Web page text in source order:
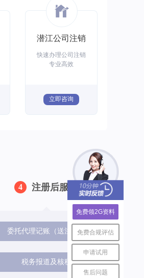
潜江公司注销
快速办理公司注销
专业高效
立即咨询
4 注册后服务
委托代理记账（送注册）
税务报道及核税
免费领2G资料
免费合规评估
申请试用
售后问题